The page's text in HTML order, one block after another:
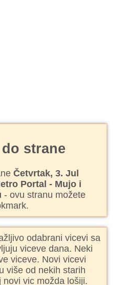
strane
Četvrtak, 3. Jul
Portal - Mujo i
- ovu stranu možete
odabrani vicevi sa
viceve dana. Neki
viceve. Novi vicevi
više od nekih starih
novi vic možda lošiji.